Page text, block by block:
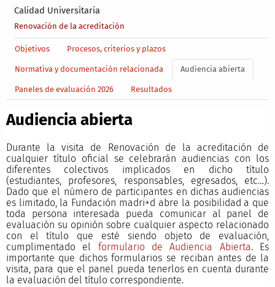
Calidad Universitaria
Renovación de la acreditación
Main menu level 4
Objetivos Procesos, criterios y plazos
Normativa y documentación relacionada Audiencia abierta
Paneles de evaluación 2026 Resultados
Audiencia abierta
Durante la visita de Renovación de la acreditación de
cualquier título oficial se celebrarán audiencias con los
diferentes colectivos implicados en dicho título
(estudiantes, profesores, responsables, egresados, etc…).
Dado que el número de participantes en dichas audiencias
es limitado, la Fundación madri+d abre la posibilidad a que
toda persona interesada pueda comunicar al panel de
evaluación su opinión sobre cualquier aspecto relacionado
con el título que esté siendo objeto de evaluación,
cumplimentado el formulario de Audiencia Abierta. Es
importante que dichos formularios se reciban antes de la
visita, para que el panel pueda tenerlos en cuenta durante
la evaluación del título correspondiente.